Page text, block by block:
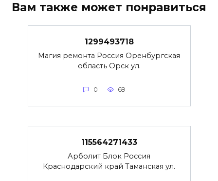
Вам также может понравиться
1299493718
Магия ремонта Россия Оренбургская
область Орск ул.
0 69
115564271433
Арболит Блок Россия
Краснодарский край Таманская ул.